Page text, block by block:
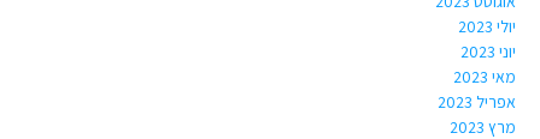
יולי 2023
יוני 2023
מאי 2023
אפריל 2023
מרץ 2023